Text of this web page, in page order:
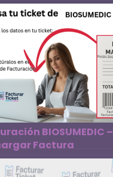
BIOSUMEDIC –
Factura